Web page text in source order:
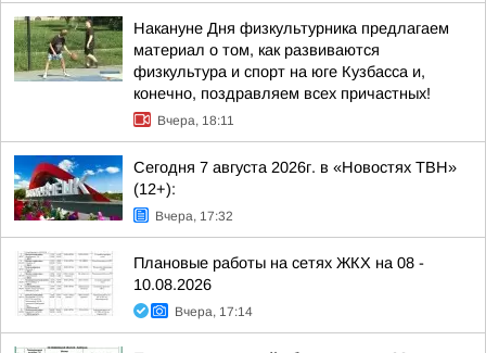
Накануне Дня физкультурника предлагаем
материал о том, как развиваются
физкультура и спорт на юге Кузбасса и,
конечно, поздравляем всех причастных!
Вчера, 18:11
Сегодня 7 августа 2026г. в «Новостях ТВН»
(12+):
Вчера, 17:32
Плановые работы на сетях ЖКХ на 08 -
10.08.2026
Вчера, 17:14